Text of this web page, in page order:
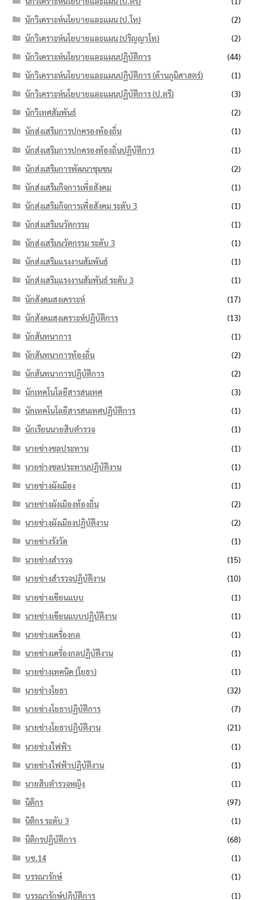
นักวิเคราะห์นโยบายและแผน (ป.โท)
(2)
นักวิเคราะห์นโยบายและแผน (ปริญญาโท)
(2)
นักวิเคราะห์นโยบายและแผนปฏิบัติการ
(44)
นักวิเคราะห์นโยบายและแผนปฏิบัติการ (ด้านภูมิศาสตร์)
(1)
นักวิเคราะห์นโยบายและแผนปฏิบัติการ (ป.ตรี)
(3)
นักวิเทศสัมพันธ์
(2)
นักส่งเสริมการปกครองท้องถิ่น
(1)
นักส่งเสริมการปกครองท้องถิ่นปฏิบัติการ
(1)
นักส่งเสริมการพัฒนาชุมชน
(2)
นักส่งเสริมกิจการเพื่อสังคม
(1)
นักส่งเสริมกิจการเพื่อสังคม ระดับ 3
(1)
นักส่งเสริมนวัตกรรม
(1)
นักส่งเสริมนวัตกรรม ระดับ 3
(1)
นักส่งเสริมแรงงานสัมพันธ์
(1)
นักส่งเสริมแรงงานสัมพันธ์ ระดับ 3
(1)
นักสังคมสงเคราะห์
(17)
นักสังคมสงเคราะห์ปฏิบัติการ
(13)
นักสันทนาการ
(1)
นักสันทนาการท้องถิ่น
(2)
นักสันทนาการปฏิบัติการ
(2)
นักเทคโนโลยีสารสนเทศ
(3)
นักเทคโนโลยีสารสนเทศปฏิบัติการ
(1)
นักเรียนนายสิบตำรวจ
(1)
นายช่างชลประทาน
(1)
นายช่างชลประทานปฏิบัติงาน
(1)
นายช่างผังเมือง
(1)
นายช่างผังเมืองท้องถิ่น
(2)
นายช่างผังเมืองปฏิบัติงาน
(2)
นายช่างรังวัด
(1)
นายช่างสำรวจ
(15)
นายช่างสำรวจปฏิบัติงาน
(10)
นายช่างเขียนแบบ
(1)
นายช่างเขียนแบบปฏิบัติงาน
(1)
นายช่างเครื่องกล
(1)
นายช่างเครื่องกลปฏิบัติงาน
(1)
นายช่างเทคนิค (โยธา)
(1)
นายช่างโยธา
(32)
นายช่างโยธาปฏิบัติการ
(7)
นายช่างโยธาปฏิบัติงาน
(21)
นายช่างไฟฟ้า
(1)
นายช่างไฟฟ้าปฏิบัติงาน
(1)
นายสิบตำรวจหญิง
(1)
นิติกร
(97)
นิติกร ระดับ 3
(1)
นิติกรปฏิบัติการ
(68)
บช.14
(1)
บรรณารักษ์
(1)
บรรณารักษ์ปฏิบัติการ
(1)